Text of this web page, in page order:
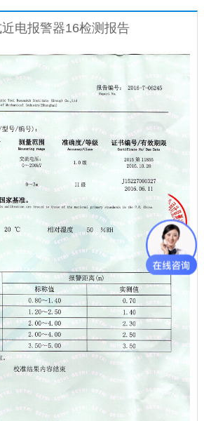
电报警器16检测报告